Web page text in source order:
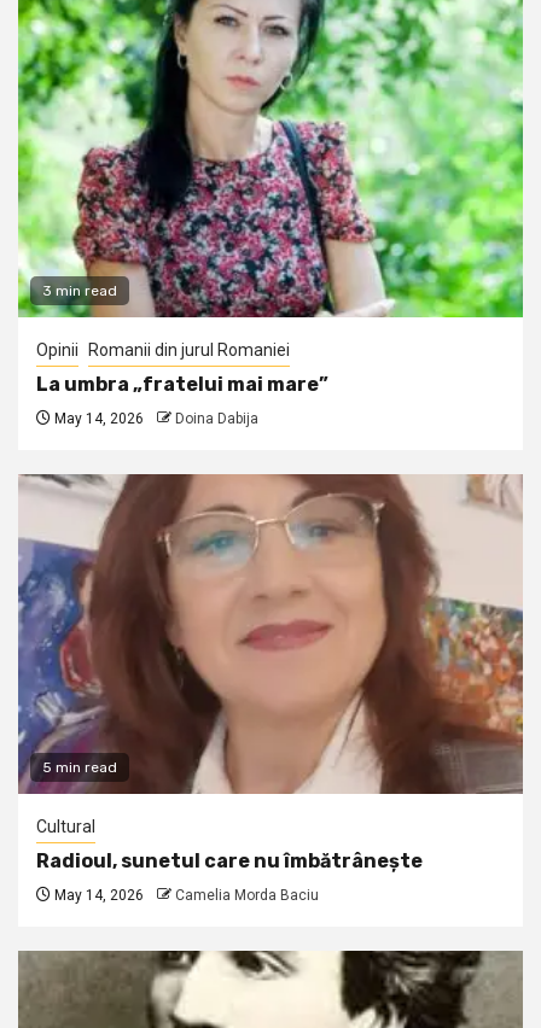
3 min read
Opinii Romanii din jurul Romaniei
La umbra „fratelui mai mare”
May 14, 2026 Doina Dabija
5 min read
Cultural
Radioul, sunetul care nu îmbătrânește
May 14, 2026 Camelia Morda Baciu